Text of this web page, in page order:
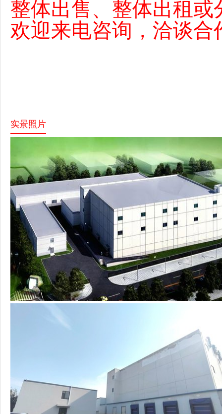
整体出售、整体出租
欢迎来电咨询，洽谈合
实景照片